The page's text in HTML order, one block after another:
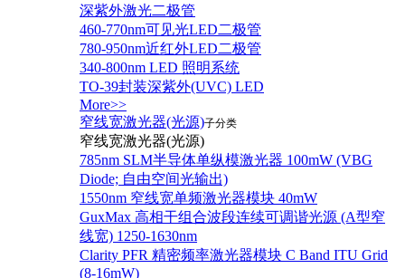
深紫外激光二极管
460-770nm可见光LED二极管
780-950nm近红外LED二极管
340-800nm LED 照明系统
TO-39封装深紫外(UVC) LED
More>>
窄线宽激光器(光源)子分类
窄线宽激光器(光源)
785nm SLM半导体单纵模激光器 100mW (VBG
Diode; 自由空间光输出)
1550nm 窄线宽单频激光器模块 40mW
GuxMax 高相干组合波段连续可调谐光源 (A型窄
线宽) 1250-1630nm
Clarity PFR 精密频率激光器模块 C Band ITU Grid
(8-16mW)